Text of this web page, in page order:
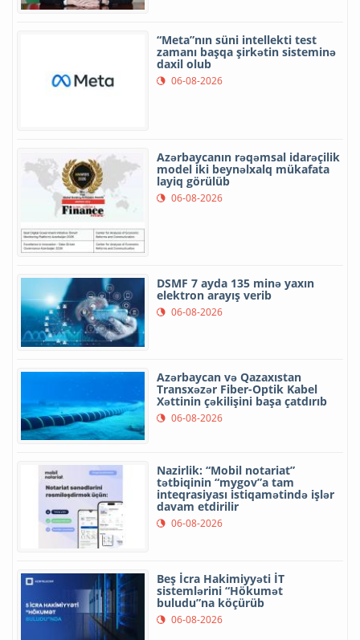
“Meta”nın süni intellekti test
zamanı başqa şirkətin sisteminə
daxil olub
06-08-2026
Azərbaycanın rəqəmsal idarəçilik
model iki beynəlxalq mükafata
layiq görülüb
06-08-2026
DSMF 7 ayda 135 minə yaxın
elektron arayış verib
06-08-2026
Azərbaycan və Qazaxıstan
Transxəzər Fiber-Optik Kabel
Xəttinin çəkilişini başa çatdırıb
06-08-2026
Nazirlik: “Mobil notariat”
tətbiqinin “mygov”a tam
inteqrasiyası istiqamətində işlər
davam etdirilir
06-08-2026
Beş İcra Hakimiyyəti İT
sistemlərini “Hökumət
buludu”na köçürüb
06-08-2026